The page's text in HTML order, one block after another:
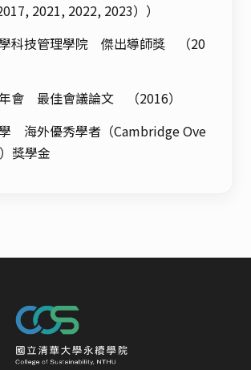
2021, 2022, 2023））
科技管理學院 傑出導師獎 （20
會 最佳會議論文 （2016）
海外優秀學者（Cambridge Ove
獎學金